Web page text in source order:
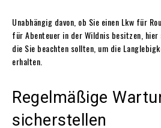
Unabhängig davon, ob Sie einen Lkw für
für Abenteuer in der Wildnis besitzen,
die Sie beachten sollten, um die
erhalten.
Regelmäßige
sicherstellen